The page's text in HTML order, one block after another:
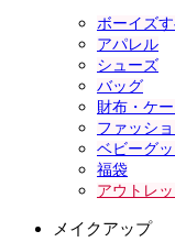
ボーイズ
アパレル
シューズ
バッグ
財布・ケ
ファッシ
ベビーグ
福袋
アウトレッ
メイクアップ